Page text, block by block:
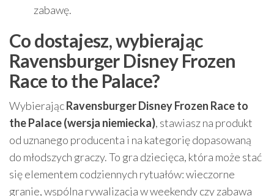
zabawę.
Co dostajesz, wybierając
Ravensburger Disney Frozen
Race to the Palace?
WybierającRavensburger Disney Frozen Race to
the Palace (wersja niemiecka), stawiasz na produkt
od uznanego producenta i na kategorię dopasowaną
do młodszych graczy. To gra dziecięca, która może stać
się elementem codziennych rytuałów: wieczorne
granie, wspólna rywalizacja w weekendy czy zabawa